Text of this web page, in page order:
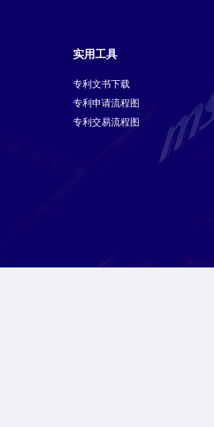
实用工具
专利文书下载
专利申请流程图
专利交易流程图